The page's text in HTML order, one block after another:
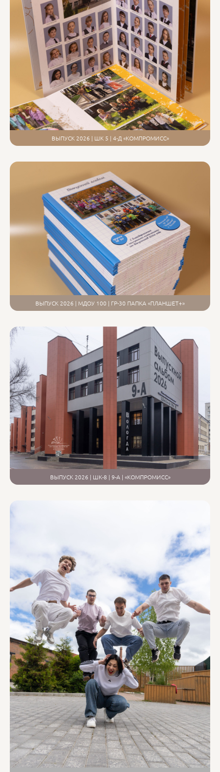
ВЫПУСК 2026 | ШК 5 | 4-Д «КОМПРОМИСС»
ВЫПУСК 2026 | МДОУ 100 | ГР-30 ПАПКА «ПЛАНШЕТ+»
ВЫПУСК 2026 | ШК-8 | 9-А | «КОМПРОМИСС»